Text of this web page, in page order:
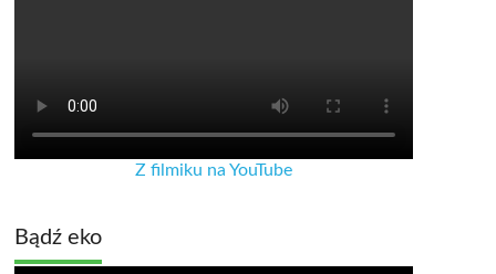
Z filmiku na YouTube
Bądź eko